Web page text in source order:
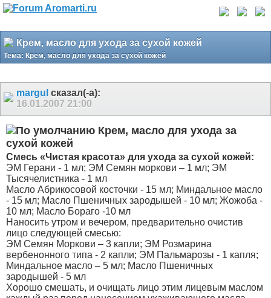
Крем, масло для ухода за сухой кожей
Тема: Крем, масло для ухода за сухой кожей
margul сказал(-а):
16.01.2007 21:00
Крем, масло для ухода за
сухой кожей
Смесь «Чистая красота» для ухода за сухой кожей:
ЭМ Герани - 1 мл; ЭМ Семян моркови – 1 мл; ЭМ
Тысячелистника - 1 мл
Масло Абрикосовой косточки - 15 мл; Миндальное масло
- 15 мл; Масло Пшеничных зародышей - 10 мл; Жожоба -
10 мл; Масло Бораго -10 мл
Наносить утром и вечером, предварительно очистив
лицо следующей смесью:
ЭМ Семян Моркови – 3 капли; ЭМ Розмарина
вербенонного типа - 2 капли; ЭМ Пальмарозы - 1 капля;
Миндальное масло – 5 мл; Масло Пшеничных
зародышей - 5 мл
Хорошо смешать, и очищать лицо этим лицевым маслом